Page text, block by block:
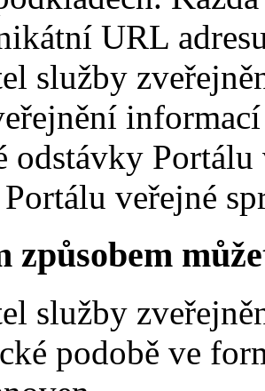
URL
služby
odstávky
veřejné
způsobem
služby
podobě ve